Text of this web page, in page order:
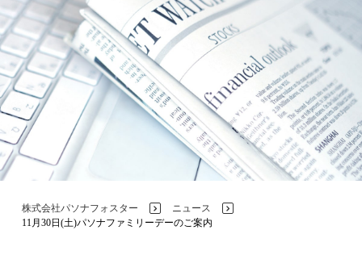
株式会社パソナフォスター >ニュース
11月30日(土)パソナファミリーデーのご案内